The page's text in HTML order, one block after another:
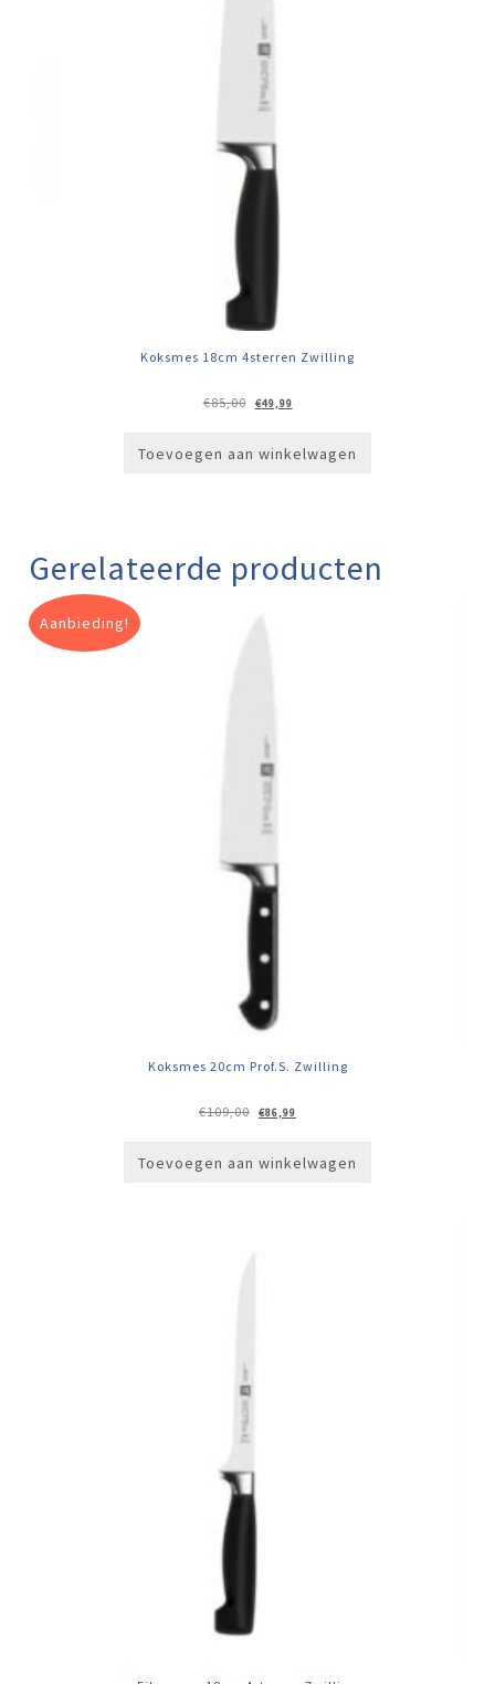
Koksmes 18cm 4sterren Zwilling
€85,00
Oorspronkelijke
prijs
€49,99Huidige
prijs
Toevoegen aan winkelwagen
Gerelateerde producten
Aanbieding!
Koksmes 20cm Prof.S. Zwilling
€109,00
Oorspronkelijke
prijs
€86,99
prijs
Toevoegen aan winkelwagen